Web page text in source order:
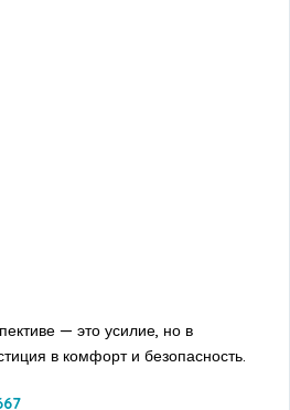
— это усилие, но в
в комфорт и безопасность.